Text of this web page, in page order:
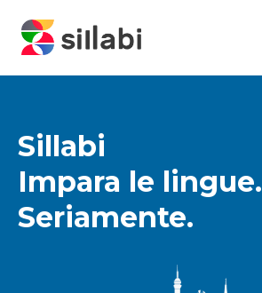
Sillabi
Impara le lingue.
Seriamente.